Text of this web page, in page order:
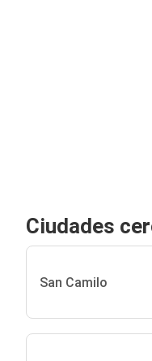
Ciudades
San Camilo